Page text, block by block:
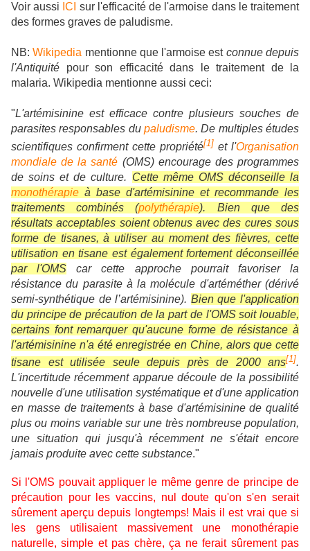
Voir aussi ICI sur l'efficacité de l'armoise dans le traitement
des formes graves de paludisme.
NB:Wikipedia mentionne que l'armoise est connue depuis
l'Antiquité pour son efficacité dans le traitement de la
malaria. Wikipedia mentionne aussi ceci:
"L'artémisinine est efficace contre plusieurs souches de
parasites responsables du paludisme. De multiples études
scientifiques confirment cette propriété[1] et l'Organisation
mondiale de la santé (OMS) encourage des programmes
de soins et de culture. Cette même OMS déconseille la
monothérapie à base d'artémisinine et recommande les
traitements combinés (polythérapie). Bien que des
résultats acceptables soient obtenus avec des cures sous
forme de tisanes, à utiliser au moment des fièvres, cette
utilisation en tisane est également fortement déconseillée
par l'OMS car cette approche pourrait favoriser la
résistance du parasite à la molécule d'artéméther (dérivé
semi-synthétique de l’artémisinine). Bien que l'application
du principe de précaution de la part de l'OMS soit louable,
certains font remarquer qu'aucune forme de résistance à
l'artémisinine n'a été enregistrée en Chine, alors que cette
tisane est utilisée seule depuis près de 2000 ans[1].
L'incertitude récemment apparue découle de la possibilité
nouvelle d'une utilisation systématique et d'une application
en masse de traitements à base d'artémisinine de qualité
plus ou moins variable sur une très nombreuse population,
une situation qui jusqu'à récemment ne s'était encore
jamais produite avec cette substance."
Si l'OMS pouvait appliquer le même genre de principe de
précaution pour les vaccins, nul doute qu'on s'en serait
sûrement aperçu depuis longtemps! Mais il est vrai que si
les gens utilisaient massivement une monothérapie
naturelle, simple et pas chère, ça ne ferait sûrement pas